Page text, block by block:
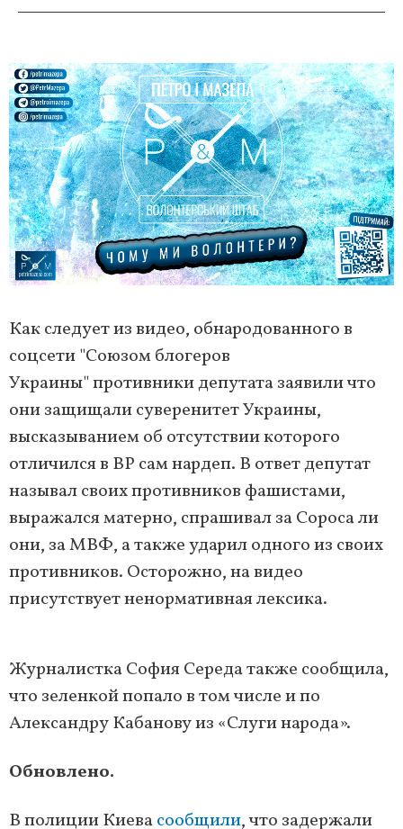
Как следует из видео, обнародованного в
соцсети "Союзом блогеров
Украины" противники депутата заявили что
они защищали суверенитет Украины,
высказыванием об отсутствии которого
отличился в ВР сам нардеп. В ответ депутат
называл своих противников фашистами,
выражался матерно, спрашивал за Сороса ли
они, за МВФ, а также ударил одного из своих
противников. Осторожно, на видео
присутствует ненормативная лексика.
Журналистка София Середа также сообщила,
что зеленкой попало в том числе и по
Александру Кабанову из «Слуги народа».
Обновлено.
В полиции Киевасообщили, что задержали